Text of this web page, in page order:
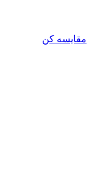
مقایسه کن